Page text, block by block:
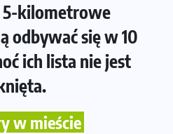
5-kilometrowe
odbywać się w 10
ich lista nie jest
w mieście